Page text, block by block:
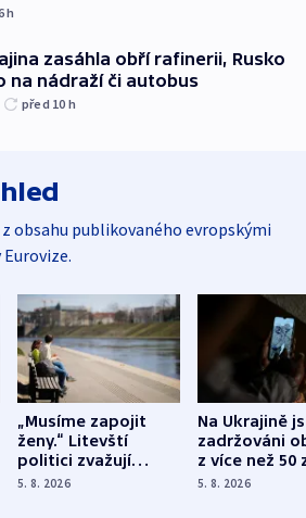
h
zasáhla obří rafinerii, Rusko
na nádraží či autobus
před 10 h
z obsahu publikovaného evropskými
„Musíme zapojit
ženy.“ Litevští
politici zvažují
dohodu o
5. 8. 2026
Na Ukrajině
zadržováni
z více než 50
Bojovali na
5. 8. 2026